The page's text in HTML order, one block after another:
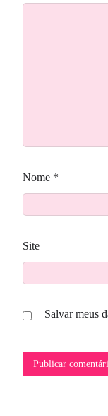
Nome *
Site
Salvar meus